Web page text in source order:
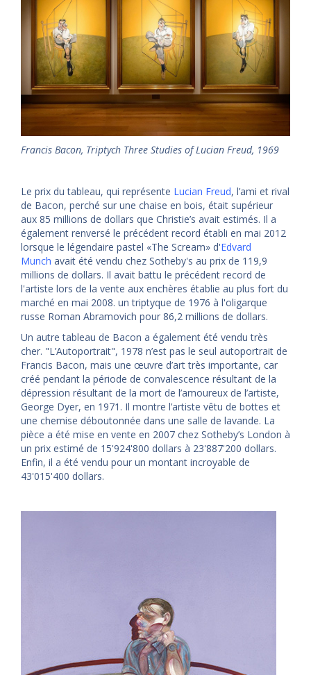
Francis Bacon, Triptych Three Studies of Lucian Freud, 1969
Le prix du tableau, qui représente Lucian Freud, l’ami et rival
de Bacon, perché sur une chaise en bois, était supérieur
aux 85 millions de dollars que Christie’s avait estimés. Il a
également renversé le précédent record établi en mai 2012
lorsque le légendaire pastel «The Scream» d'Edvard
Munch avait été vendu chez Sotheby's au prix de 119,9
millions de dollars. Il avait battu le précédent record de
l'artiste lors de la vente aux enchères établie au plus fort du
marché en mai 2008. un triptyque de 1976 à l'oligarque
russe Roman Abramovich pour 86,2 millions de dollars.
Un autre tableau de Bacon a également été vendu très
cher. "L’Autoportrait", 1978 n’est pas le seul autoportrait de
Francis Bacon, mais une œuvre d’art très importante, car
créé pendant la période de convalescence résultant de la
dépression résultant de la mort de l’amoureux de l’artiste,
George Dyer, en 1971. Il montre l’artiste vêtu de bottes et
une chemise déboutonnée dans une salle de lavande. La
pièce a été mise en vente en 2007 chez Sotheby’s London à
un prix estimé de 15'924'800 dollars à 23'887'200 dollars.
Enfin, il a été vendu pour un montant incroyable de
43'015'400 dollars.